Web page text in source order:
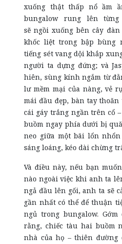
xuống thật thấp nổ ầm
bungalow rung lên từng
sẽ ngồi xuống bên cây
khốc liệt trong bập bùng
tiếng sét vang dội khắp
người ta dựng đứng; và
hiên, sùng kính ngắm từ
lư mềm mại của nàng, vẻ
mái đầu đẹp, bàn tay
cái gáy trắng ngần trên cổ
buồm ngay phía dưới bị
neo giữa một bãi lổn
sáng loáng, kéo dài chừng
Và điều này, nếu bạn
nào ngoài việc khi anh ta
ngả đầu lên gối, anh ta sẽ
gần nhất có thể để thuận
ngủ trong bungalow.
rằng, chiếc tàu hai buồm
nhà của họ – thiên đường